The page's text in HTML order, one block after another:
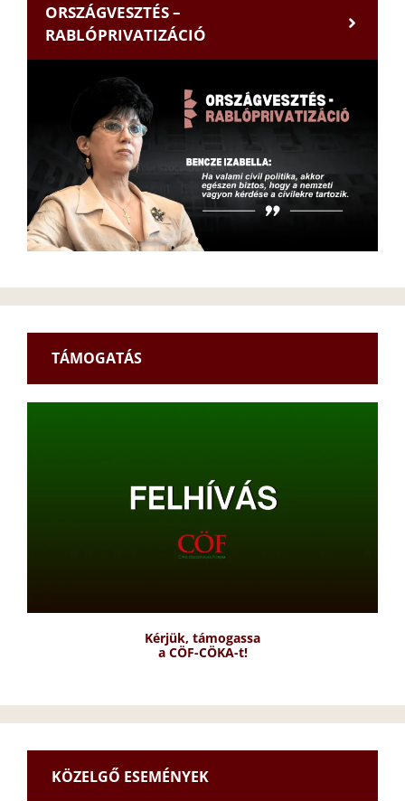
ORSZÁGVESZTÉS –
RABLÓPRIVATIZÁCIÓ
TÁMOGATÁS
Kérjük, támogassa
a CÖF-CÖKA-t!
KÖZELGŐ ESEMÉNYEK